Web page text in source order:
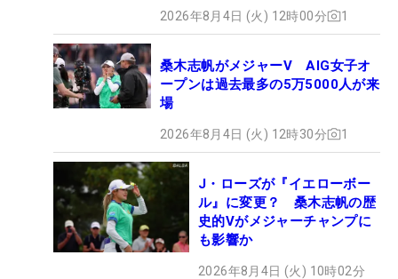
2026年8月4日 (火) 12時00分 1
桑木志帆がメジャーV AIG女子オ
ープンは過去最多の5万5000人が来
場
2026年8月4日 (火) 12時30分 1
J・ローズが『イエローボー
ル』に変更？ 桑木志帆の歴
史的Vがメジャーチャンプに
も影響か
2026年8月4日 (火) 10時02分